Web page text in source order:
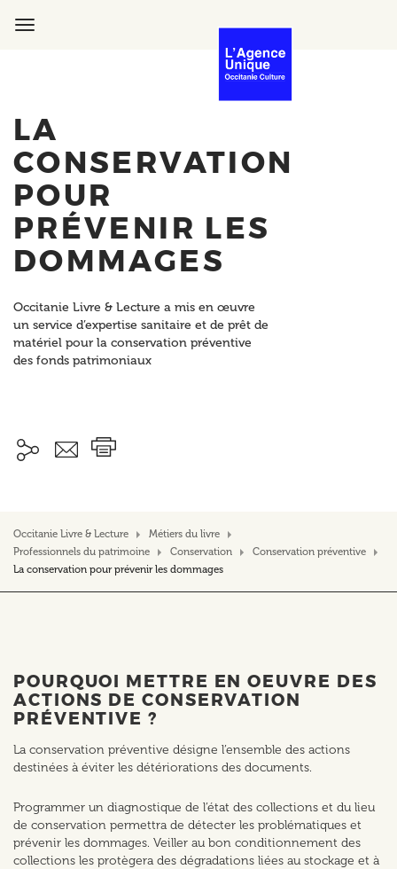
LA
CONSERVATION
POUR
PRÉVENIR LES
DOMMAGES
Occitanie Livre & Lecture a mis en œuvre
un service d’expertise sanitaire et de prêt de
matériel pour la conservation préventive
des fonds patrimoniaux
Occitanie Livre & Lecture
Métiers du livre
Professionnels du patrimoine
Conservation
Conservation préventive
La conservation pour prévenir les dommages
POURQUOI METTRE EN OEUVRE DES
ACTIONS DE CONSERVATION
PRÉVENTIVE ?
La conservation préventive désigne l’ensemble des actions
destinées à éviter les détériorations des documents.
Programmer un diagnostique de l’état des collections et du lieu
de conservation permettra de détecter les problématiques et
prévenir les dommages. Veiller au bon conditionnement des
collections les protègera des dégradations liées au stockage et à